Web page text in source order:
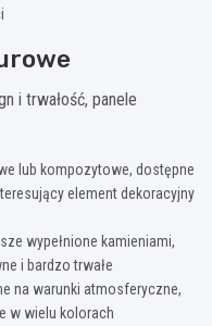
i trwałość, panele
lub kompozytowe, dostępne
element dekoracyjny
wypełnione kamieniami,
i bardzo trwałe
na warunki atmosferyczne,
w wielu kolorach